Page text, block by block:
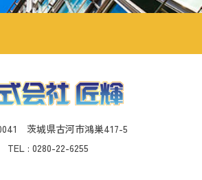
茨城県古河市鴻巣417-5
TEL : 0280-22-6255